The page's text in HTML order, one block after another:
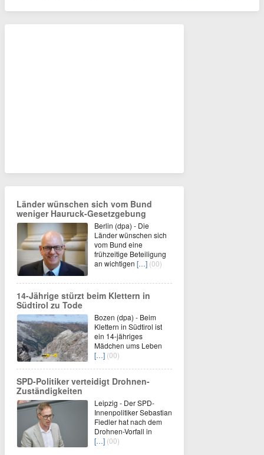
Länder wünschen sich vom Bund
weniger Hauruck-Gesetzgebung
Berlin (dpa) - Die
Länder wünschen sich
vom Bund eine
frühzeitige Beteiligung
an wichtigen […] (00)
14-Jährige stürzt beim Klettern in
Südtirol zu Tode
Bozen (dpa) - Beim
Klettern in Südtirol ist
ein 14-jähriges
Mädchen ums Leben
[…] (00)
SPD-Politiker verteidigt Drohnen-
Zuständigkeiten
Leipzig - Der SPD-
Innenpolitiker Sebastian
Fiedler hat nach dem
Drohnen-Vorfall in
[…] (00)